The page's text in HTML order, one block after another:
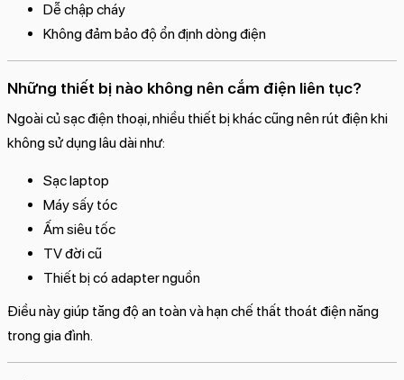
Dễ chập cháy
Không đảm bảo độ ổn định dòng điện
Những thiết bị nào không nên cắm điện liên tục?
Ngoài củ sạc điện thoại, nhiều thiết bị khác cũng nên rút điện khi
không sử dụng lâu dài như:
Sạc laptop
Máy sấy tóc
Ấm siêu tốc
TV đời cũ
Thiết bị có adapter nguồn
Điều này giúp tăng độ an toàn và hạn chế thất thoát điện năng
trong gia đình.